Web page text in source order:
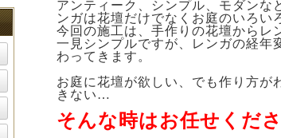
アンティーク、シンプル、モダンな
ンガは花壇だけでなくお庭のいろい
今回の施工は、手作りの花壇からレ
一見シンプルですが、レンガの経年
わってきます。
お庭に花壇が欲しい、でも作り方
きない…
そんな時はお任せくださ